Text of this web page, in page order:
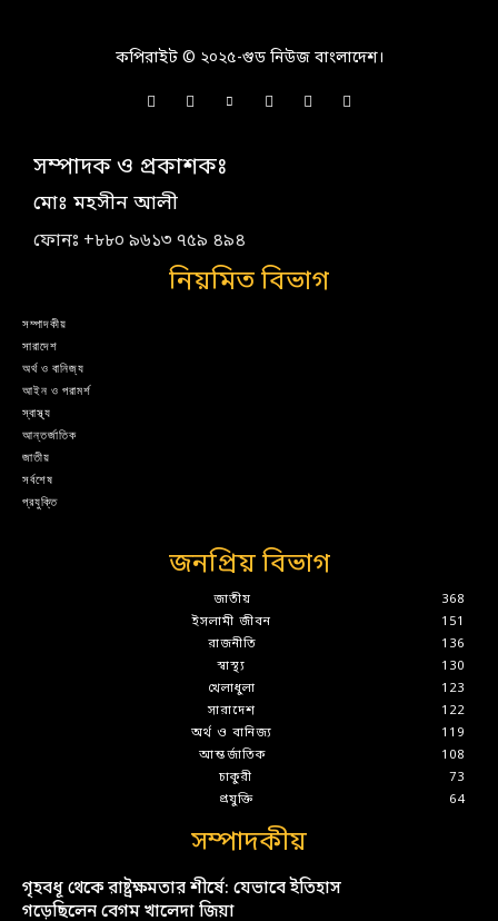
কপিরাইট © ২০২৫-গুড নিউজ বাংলাদেশ।
সম্পাদক ও প্রকাশকঃ
মোঃ মহসীন আলী
ফোনঃ +৮৮০ ৯৬১৩ ৭৫৯ ৪৯৪
নিয়মিত বিভাগ
সম্পাদকীয়
সারাদেশ
অর্থ ও বানিজ্য
আইন ও পরামর্শ
স্বাস্থ্য
আন্তর্জাতিক
জাতীয়
সর্বশেষ
প্রযুক্তি
জনপ্রিয় বিভাগ
জাতীয়
368
ইসলামী জীবন
151
রাজনীতি
136
স্বাস্থ্য
130
খেলাধুলা
123
সারাদেশ
122
অর্থ ও বানিজ্য
119
আন্তর্জাতিক
108
চাকুরী
73
প্রযুক্তি
64
সম্পাদকীয়
গৃহবধূ থেকে রাষ্ট্রক্ষমতার শীর্ষে: যেভাবে ইতিহাস
গড়েছিলেন বেগম খালেদা জিয়া